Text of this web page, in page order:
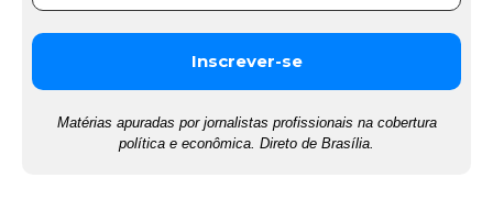
Matérias apuradas por jornalistas profissionais na cobertura
política e econômica. Direto de Brasília.